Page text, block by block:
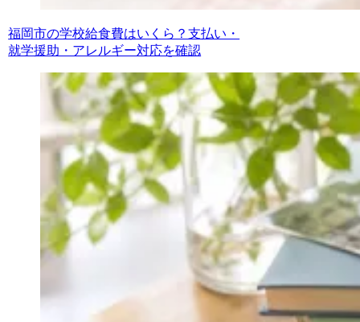
福岡市の学校給食費はいくら？支払い・
就学援助・アレルギー対応を確認